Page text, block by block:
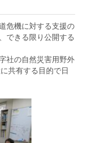
危機に対する支援の
できる限り公開する
社の自然災害用野外
共有する目的で日